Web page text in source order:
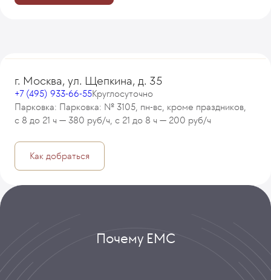
г. Москва, ул. Щепкина, д. 35
+7 (495) 933-66-55Круглосуточно
Парковка: Парковка: № 3105, пн-вс, кроме праздников,
с 8 до 21 ч — 380 руб/ч, с 21 до 8 ч — 200 руб/ч
Как добраться
Почему ЕМС